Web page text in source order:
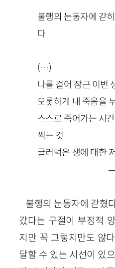
불행의 눈동자에 갇
다
(…)
나를 걸어 잠근 이번
오롯하게 내 죽음을
스스로 죽어가는 시
찍는 것
글러먹은 생에 대한
—
불행의 눈동자에 갇혔
갔다는 구절이 부정적
지만 꼭 그렇지만도 않
달할 수 있는 시선이 있